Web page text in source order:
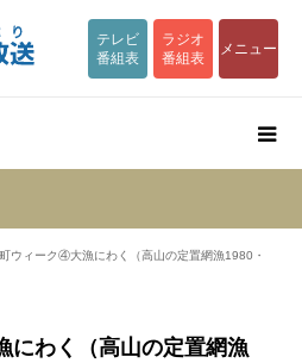
テレビ
番組表
ラジオ
番組表
メニュー
ウィーク④大漁にわく（高山の定置網漁1980・
わく（高山の定置網漁